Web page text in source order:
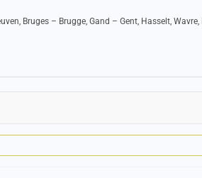
Bruges – Brugge, Gand – Gent, Hasselt,